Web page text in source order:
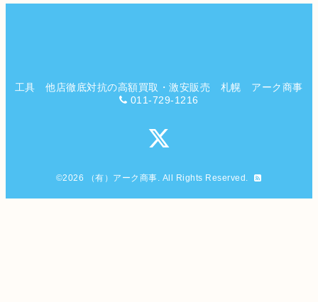
工具 他店徹底対抗の高額買取・激安販売 札幌 アーク商事
011-729-1216
©2026 （有）アーク商事 . All Rights Reserved.